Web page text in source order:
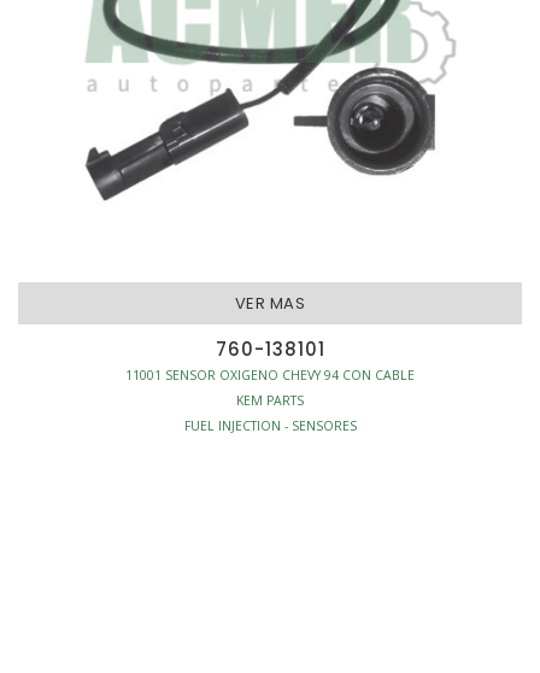
VER MAS
760-138101
11001 SENSOR OXIGENO CHEVY 94 CON CABLE
KEM PARTS
FUEL INJECTION - SENSORES